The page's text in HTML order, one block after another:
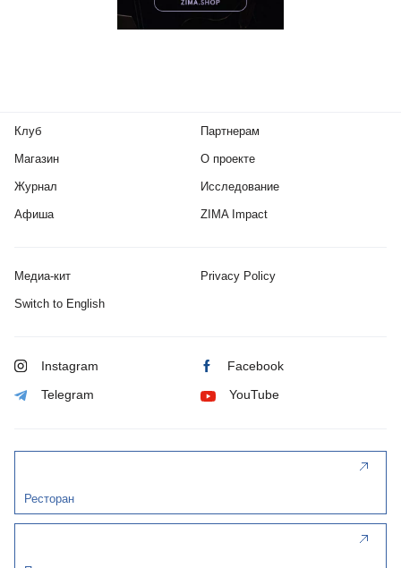
Клуб
Магазин
Журнал
Афиша
Партнерам
О проекте
Исследование
ZIMA Impact
Медиа-кит Privacy Policy
Switch to English
Instagram Facebook
Telegram YouTube
Ресторан